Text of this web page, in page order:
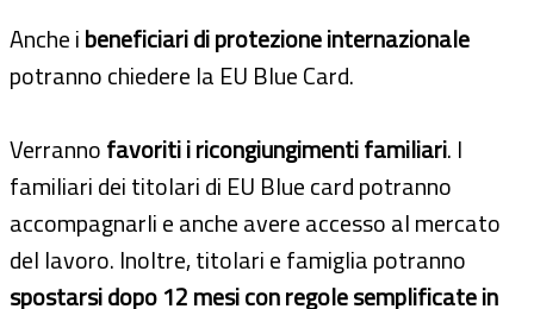
Anche ibeneficiari di protezione internazionale
potranno chiedere la EU Blue Card.
Verrannofavoriti i ricongiungimenti familiari. I
familiari dei titolari di EU Blue card potranno
accompagnarli e anche avere accesso al mercato
del lavoro. Inoltre, titolari e famiglia potranno
spostarsi dopo 12 mesi con regole semplificate in